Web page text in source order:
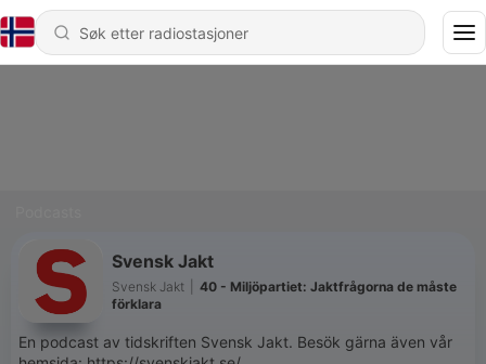
Svensk Jakt
Svensk Jakt
40 - Miljöpartiet: Jaktfrågorna de måste
förklara
En podcast av tidskriften Svensk Jakt. Besök gärna även vår